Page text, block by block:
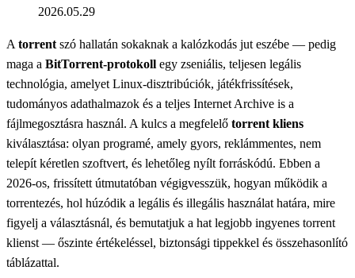
2026.05.29
A torrent szó hallatán sokaknak a kalózkodás jut eszébe — pedig
maga a BitTorrent-protokoll egy zseniális, teljesen legális
technológia, amelyet Linux-disztribúciók, játékfrissítések,
tudományos adathalmazok és a teljes Internet Archive is a
fájlmegosztásra használ. A kulcs a megfelelő torrent kliens
kiválasztása: olyan programé, amely gyors, reklámmentes, nem
telepít kéretlen szoftvert, és lehetőleg nyílt forráskódú. Ebben a
2026-os, frissített útmutatóban végigvesszük, hogyan működik a
torrentezés, hol húzódik a legális és illegális használat határa, mire
figyelj a választásnál, és bemutatjuk a hat legjobb ingyenes torrent
klienst — őszinte értékeléssel, biztonsági tippekkel és összehasonlító
táblázattal.